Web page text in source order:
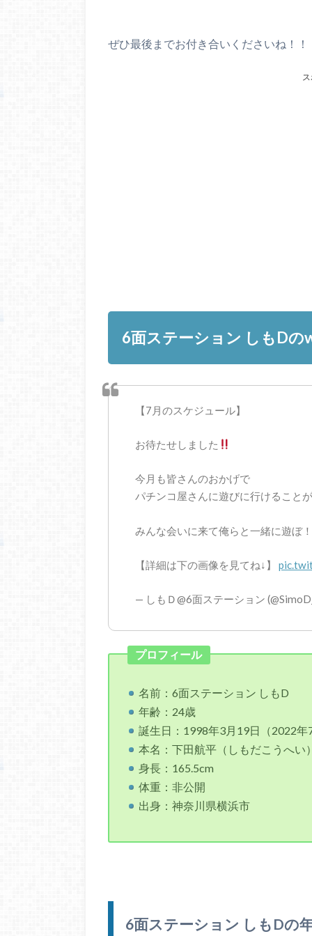
ぜひ最後までお付き合いくださいね！！
6面ステーション しもD
【7月のスケジュール】
お待たせしました
今月も皆さんのおかげで
パチンコ屋さんに遊びに行けること
みんな会いに来て俺らと一緒に遊ぼ！
【詳細は下の画像を見てね↓】
— しもＤ@6面ステーション
プロフィール
名前：6面ステーション しもD
年齢：24歳
誕生日：1998年3月19日（2022年
本名：下田航平（しもだこうへい
身長：165.5cm
体重：非公開
出身：神奈川県横浜市
6面ステーション しもDの